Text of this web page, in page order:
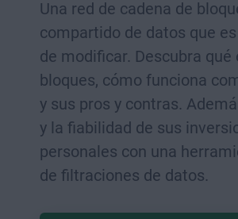
Una red de cadena de
compartido de datos que
de modificar. Descubra
bloques, cómo funciona
y sus pros y contras.
y la fiabilidad de sus
personales con una
de filtraciones de datos.